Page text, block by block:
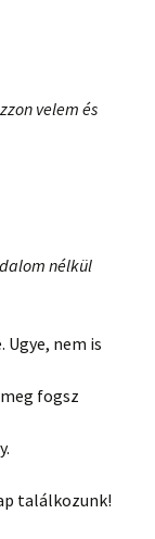
velem és
nélkül
nem is
fogsz
találkozunk!